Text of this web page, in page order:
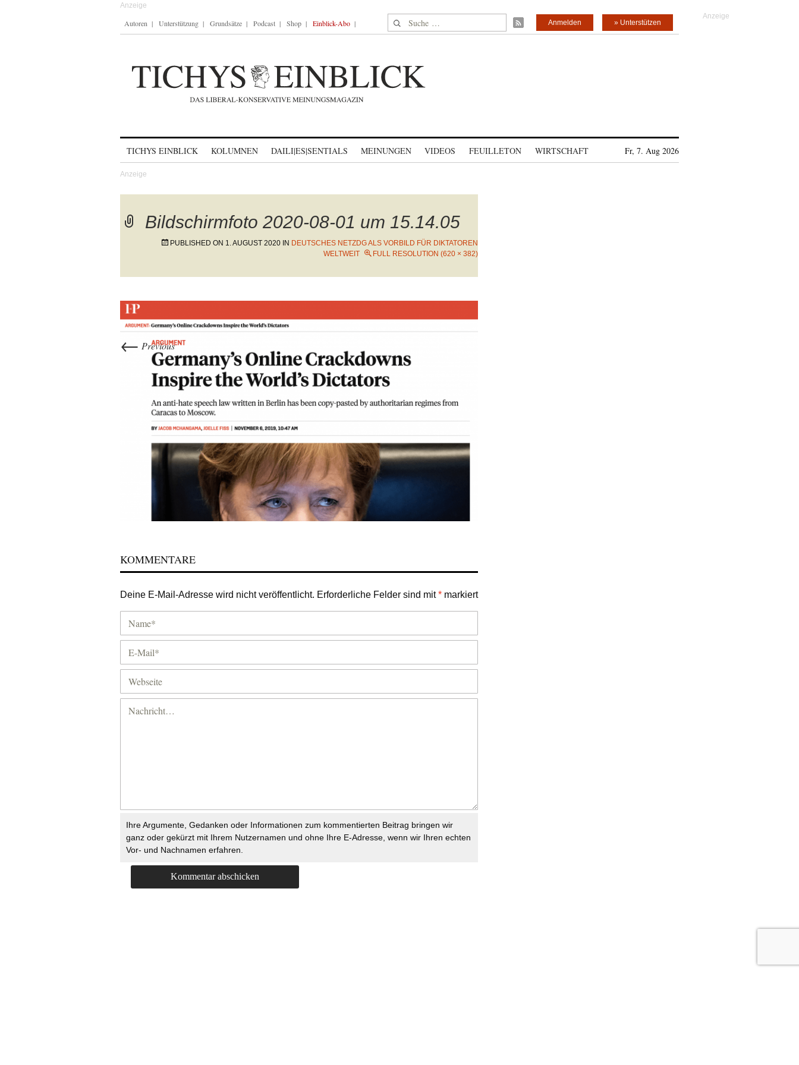
Autoren Unterstützung Grundsätze Podcast Shop Einblick-Abo Suche nach: » Unterstützen
Anmelden
TICHYS EINBLICK KOLUMNEN DAILI|ES|SENTIALS MEINUNGEN VIDEOS FEUILLETON WIRTSCHAFT Fr, 7. Aug 2026
Bildschirmfoto 2020-08-01 um 15.14.05
PUBLISHED ON 1. AUGUST 2020 IN DEUTSCHES NETZDG ALS VORBILD FÜR DIKTATOREN
WELTWEIT
FULL RESOLUTION (620 × 382)
← Previous
KOMMENTARE
Deine E-Mail-Adresse wird nicht veröffentlicht. Erforderliche Felder sind mit* markiert
Ihre Argumente, Gedanken oder Informationen zum kommentierten Beitrag bringen wir
ganz oder gekürzt mit Ihrem Nutzernamen und ohne Ihre E-Adresse, wenn wir Ihren echten
Vor- und Nachnamen erfahren.